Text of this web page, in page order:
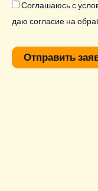
Соглашаюсь с
даю согласие на
Отправить